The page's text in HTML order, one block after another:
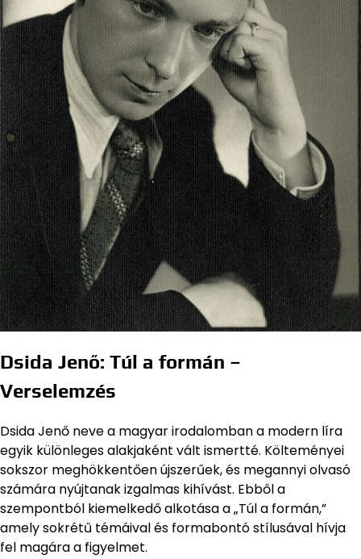
Dsida Jenő: Túl a formán –
Verselemzés
Dsida Jenő neve a magyar irodalomban a modern líra
egyik különleges alakjaként vált ismertté. Költeményei
sokszor meghökkentően újszerűek, és megannyi olvasó
számára nyújtanak izgalmas kihívást. Ebből a
szempontból kiemelkedő alkotása a „Túl a formán,”
amely sokrétű témáival és formabontó stílusával hívja
fel magára a figyelmet.